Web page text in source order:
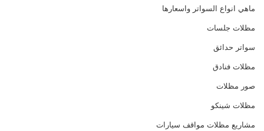
ماهي انواع السواتر واسعارها
مظلات جلسات
سواتر حدائق
مظلات فنادق
صور مظلات
مظلات شينكو
مشاريع مظلات مواقف سيارات